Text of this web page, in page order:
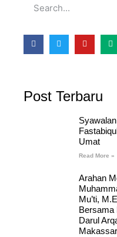
Post Terbaru
Umat
Read More »
Arahan
Mu’ti,
Bersama
Darul
Makassar